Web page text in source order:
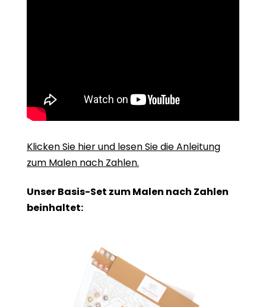
Klicken Sie hier und lesen Sie die Anleitung
zum Malen nach Zahlen.
Unser Basis-Set zum Malen nach Zahlen
beinhaltet: